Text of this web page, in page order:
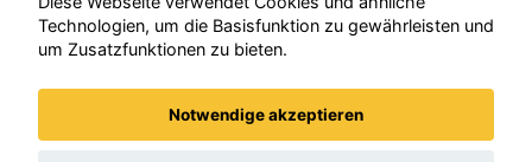
Emissionen neuer Personenkraftwagen können dem
'Leitfaden über den Kraftstoffverbrauch und die CO2-
Emissionen neuer Personenkraftwagen' entnommen
werden, der an allen Verkaufsstellen und bei der DAT
Deutsche Automobil Treuhand GmbH , Helmuth-Hirth-
Technologien, um die Basisfunktion zu gewährleisten und
um Zusatzfunktionen zu bieten.
Notwendige akzeptieren